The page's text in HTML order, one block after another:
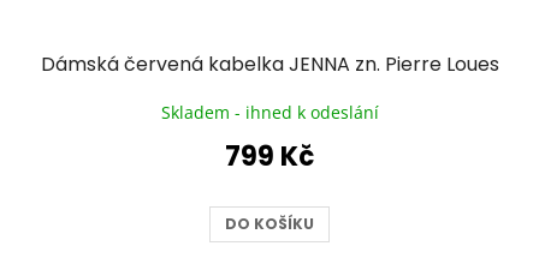
Dámská červená kabelka JENNA zn. Pierre Loues
Skladem - ihned k odeslání
799 Kč
DO KOŠÍKU